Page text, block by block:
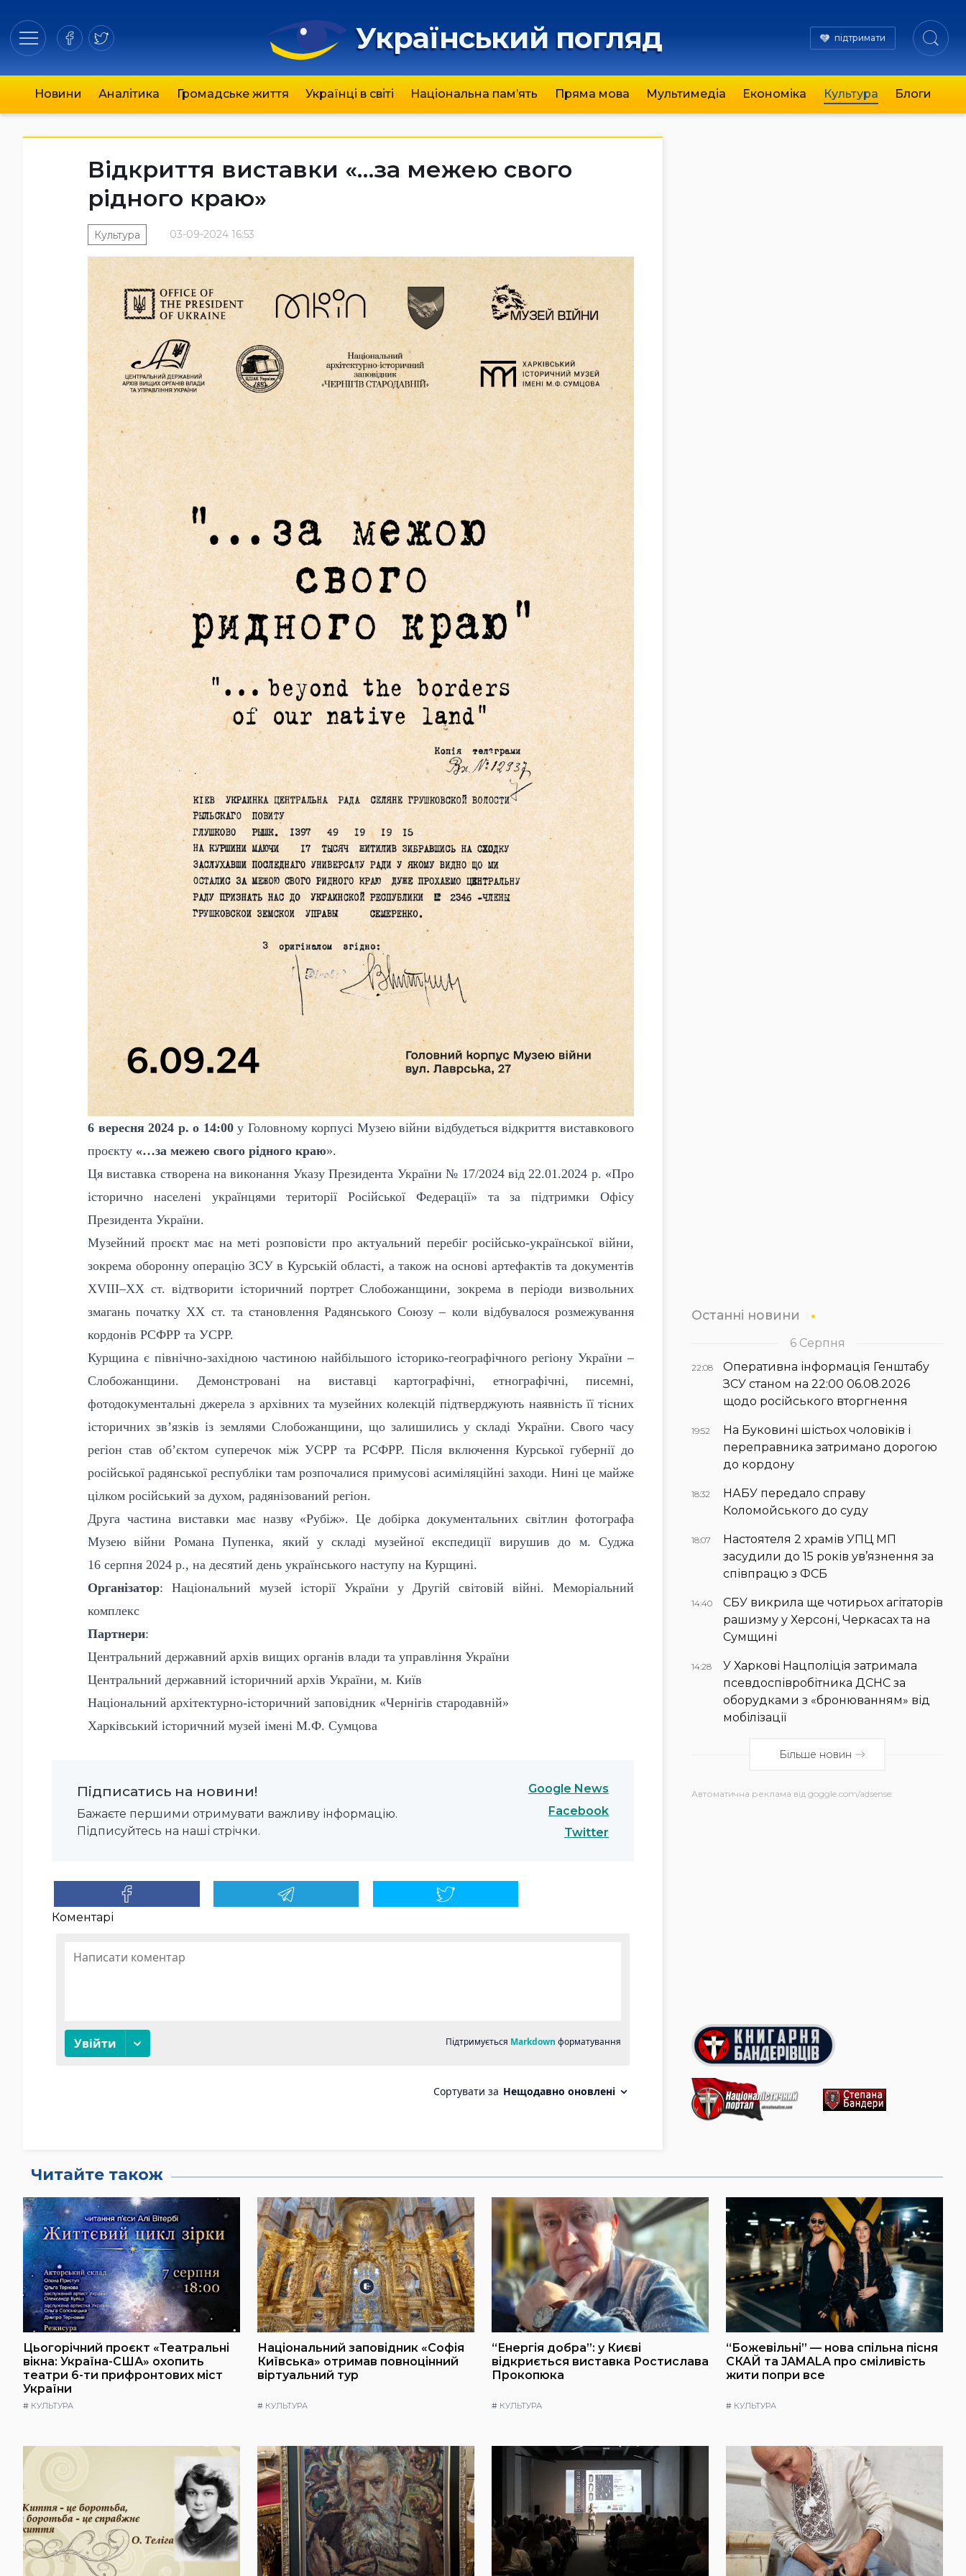
Український погляд підтримати
Новини Аналітика Громадське життя Українці в світі Національна пам’ять Пряма мова Мультимедіа Економіка Культура Блоги
Відкриття виставки «…за межею свого
рідного краю»
03-09-2024 16:53
Культура
6 вересня 2024 р. о 14:00у Головному корпусі Музею війни відбудеться відкриття виставкового
проєкту «…за межею свого рідного краю».
Ця виставка створена на виконання Указу Президента України № 17/2024 від 22.01.2024 р. «Про
історично населені українцями території Російської Федерації» та за підтримки Офісу
Президента України.
Музейний проєкт має на меті розповісти про актуальний перебіг російсько-української війни,
зокрема оборонну операцію ЗСУ в Курській області, а також на основі артефактів та документів
XVIII–XX ст. відтворити історичний портрет Слобожанщини, зокрема в періоди визвольних
змагань початку XX ст. та становлення Радянського Союзу – коли відбувалося розмежування
кордонів РСФРР та УСРР.
Курщина є північно-західною частиною найбільшого історико-географічного регіону України –
Слобожанщини. Демонстровані на виставці картографічні, етнографічні, писемні,
фотодокументальні джерела з архівних та музейних колекцій підтверджують наявність її тісних
історичних зв’язків із землями Слобожанщини, що залишились у складі України. Свого часу
регіон став об’єктом суперечок між УСРР та РСФРР. Після включення Курської губернії до
російської радянської республіки там розпочалися примусові асиміляційні заходи. Нині це майже
цілком російський за духом, радянізований регіон.
Друга частина виставки має назву «Рубіж». Це добірка документальних світлин фотографа
Музею війни Романа Пупенка, який у складі музейної експедиції вирушив до м. Суджа
16 серпня 2024 р., на десятий день українського наступу на Курщині.
Організатор: Національний музей історії України у Другій світовій війні. Меморіальний
комплекс
Партнери:
Центральний державний архів вищих органів влади та управління України
Центральний державний історичний архів України, м. Київ
Національний архітектурно-історичний заповідник «Чернігів стародавній»
Харківський історичний музей імені М.Ф. Сумцова
Підписатись на новини!
Бажаєте першими отримувати важливу інформацію.
Підписуйтесь на наші стрічки.
Google News
Facebook
Twitter
Коментарі
Останні новини
6 Серпня
22:08
Оперативна інформація Генштабу
ЗСУ станом на 22:00 06.08.2026
щодо російського вторгнення
19:52
На Буковині шістьох чоловіків і
переправника затримано дорогою
до кордону
18:32
НАБУ передало справу
Коломойського до суду
18:07
Настоятеля 2 храмів УПЦ МП
засудили до 15 років ув’язнення за
співпрацю з ФСБ
14:40
СБУ викрила ще чотирьох агітаторів
рашизму у Херсоні, Черкасах та на
Сумщині
14:28
У Харкові Нацполіція затримала
псевдоспівробітника ДСНС за
оборудками з «бронюванням» від
мобілізації
Більше новин
Автоматична реклама від goggle.com/adsense:
Читайте також
Цьогорічний проєкт «Театральні
вікна: Україна-США» охопить
театри 6-ти прифронтових міст
України
# КУЛЬТУРА
Національний заповідник «Софія
Київська» отримав повноцінний
віртуальний тур
# КУЛЬТУРА
“Енергія добра”: у Києві
відкриється виставка Ростислава
Прокопюка
# КУЛЬТУРА
“Божевільні” — нова спільна пісня
СКАЙ та JAMALA про сміливість
жити попри все
# КУЛЬТУРА